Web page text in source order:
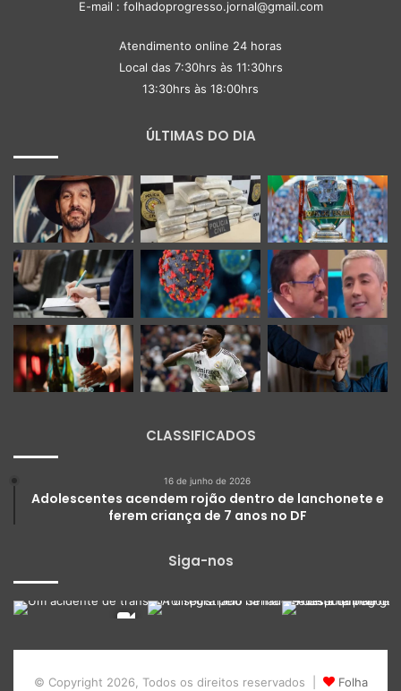
E-mail : folhadoprogresso.jornal@gmail.com
Atendimento online 24 horas
Local das 7:30hrs às 11:30hrs
13:30hrs às 18:00hrs
ÚLTIMAS DO DIA
CLASSIFICADOS
16 de junho de 2026
Adolescentes acendem rojão dentro de lanchonete e
ferem criança de 7 anos no DF
Siga-nos
© Copyright 2026, Todos os direitos reservados | Folha